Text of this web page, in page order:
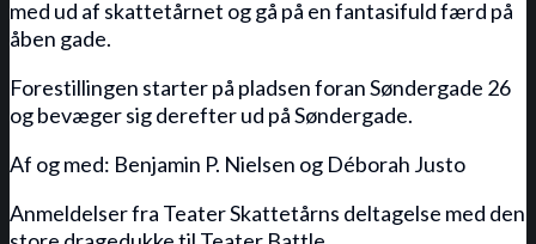
med ud af skattetårnet og gå på en fantasifuld færd på
åben gade.
Forestillingen starter på pladsen foran Søndergade 26
og bevæger sig derefter ud på Søndergade.
Af og med: Benjamin P. Nielsen og Déborah Justo
Anmeldelser fra Teater Skattetårns deltagelse med den